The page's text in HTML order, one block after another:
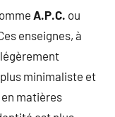
A.P.C. ou
enseignes, à
minimaliste et
matières